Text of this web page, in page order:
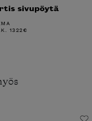
sivupöytä
1322€